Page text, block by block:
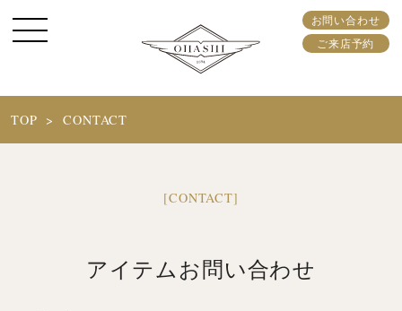
お問い合わせ
ご来店予約
TOP CONTACT
[CONTACT]
アイテムお問い合わせ